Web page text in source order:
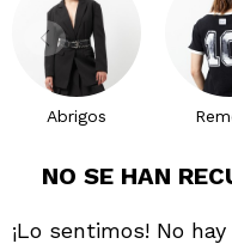
Abrigos
NO SE HAN
¡Lo sentimos! No
Mi cuenta
Ayuda